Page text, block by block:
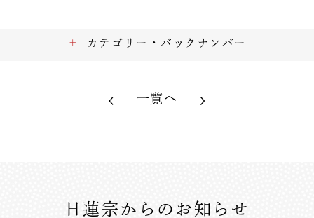
カテゴリー・バックナンバー
一覧へ
日蓮宗からのお知らせ